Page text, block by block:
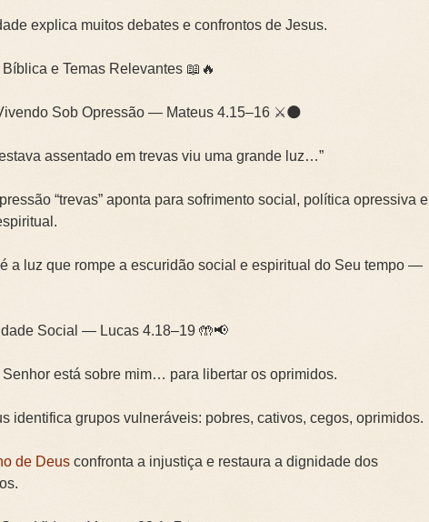
explica muitos debates e confrontos de Jesus.
e Temas Relevantes 📖🔥
Sob Opressão — Mateus 4.15–16 ⚔️🌑
assentado em trevas viu uma grande luz…”
“trevas” aponta para sofrimento social, política opressiva e
a luz que rompe a escuridão social e espiritual do Seu tempo —
Social — Lucas 4.18–19 🤲📢
está sobre mim… para libertar os oprimidos.
identifica grupos vulneráveis: pobres, cativos, cegos, oprimidos.
de Deus confronta a injustiça e restaura a dignidade dos